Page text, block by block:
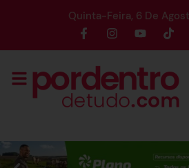
Quinta-Feira, 6 De